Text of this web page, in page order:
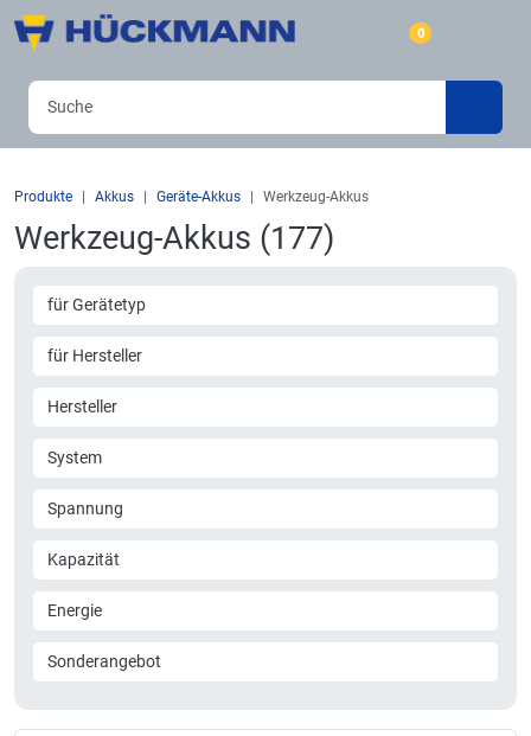
0
Produkte Akkus Geräte-Akkus Werkzeug-Akkus
Werkzeug-Akkus (177)
für Gerätetyp
für Hersteller
Hersteller
System
Spannung
Kapazität
Energie
Sonderangebot